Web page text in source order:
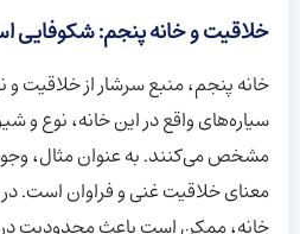
خلاقیت و خانه پنجم: شکوفایی
خانه پنجم، منبع سرشار از خلاقیت
سیاره‌های واقع در این خانه، نوع و
مشخص می‌کنند. به عنوان مثال،
معنای خلاقیت غنی و فراوان است.